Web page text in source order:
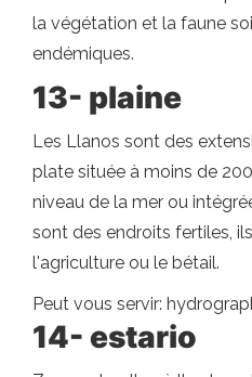
la végétation et la faune
endémiques.
13- plaine
Les Llanos sont des
plate située à moins de
niveau de la mer ou
sont des endroits fertiles,
l'agriculture ou le bétail.
Peut vous servir:
14- estario